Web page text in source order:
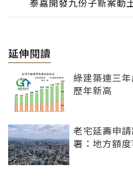
延伸閱讀
綠建築連三
歷年新高
老宅延壽申
署：地方額